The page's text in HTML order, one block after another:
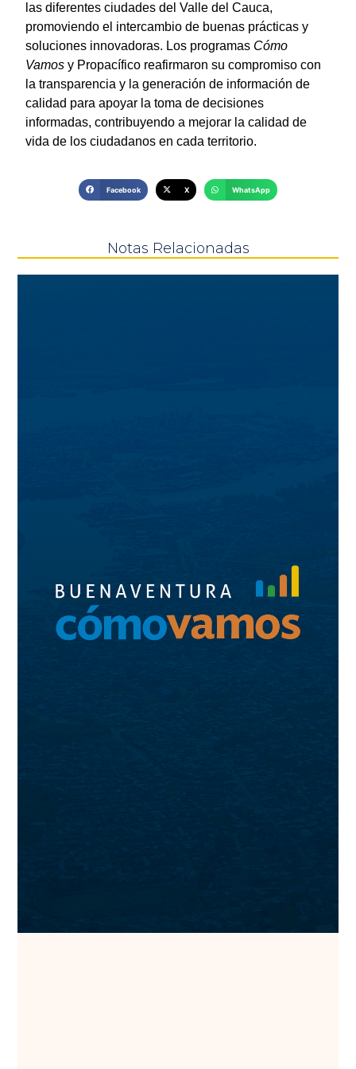
las diferentes ciudades del Valle del Cauca,
promoviendo el intercambio de buenas prácticas y
soluciones innovadoras. Los programas Cómo
Vamos y Propacífico reafirmaron su compromiso con
la transparencia y la generación de información de
calidad para apoyar la toma de decisiones
informadas, contribuyendo a mejorar la calidad de
vida de los ciudadanos en cada territorio.
Facebook X WhatsApp
Notas Relacionadas